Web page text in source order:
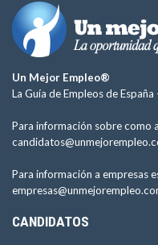
Un Mejor Empleo®
La Guía de Empleos de España
Para información sobre como
Para información a empresas
CANDIDATOS